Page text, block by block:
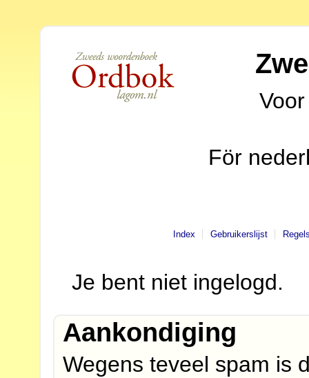
För
Index Gebruikerslijst
Je bent niet ingelogd.
Aankondiging
Wegens teveel spam is